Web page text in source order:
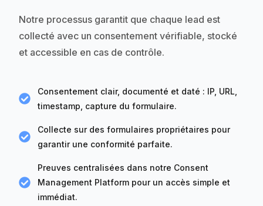
Notre processus garantit que chaque lead est
collecté avec un consentement vérifiable, stocké
et accessible en cas de contrôle.
Consentement clair, documenté et daté : IP, URL,
timestamp, capture du formulaire.
Collecte sur des formulaires propriétaires pour
garantir une conformité parfaite.
Preuves centralisées dans notre Consent
Management Platform pour un accès simple et
immédiat.